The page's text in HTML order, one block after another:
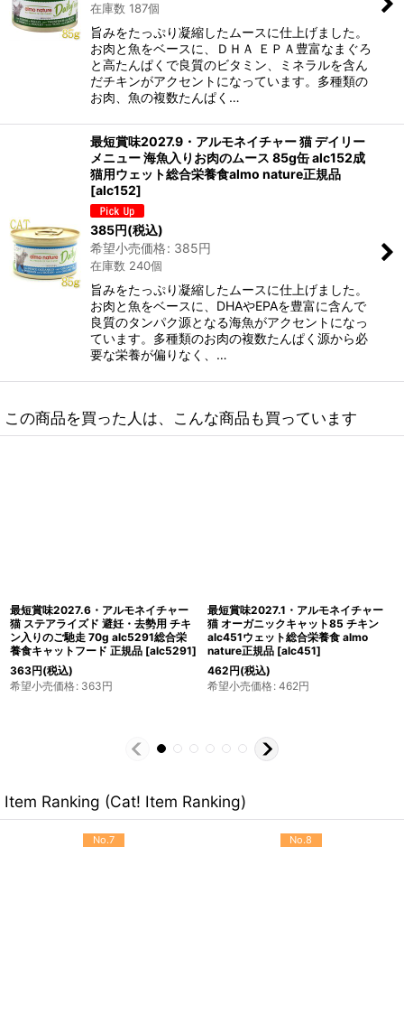
在庫数 187個
旨みをたっぷり凝縮したムースに仕上げました。
お肉と魚をベースに、ＤＨＡ ＥＰＡ豊富なまぐろ
と高たんぱくで良質のビタミン、ミネラルを含ん
だチキンがアクセントになっています。多種類の
お肉、魚の複数たんぱく…
最短賞味2027.9・アルモネイチャー 猫 デイリー
メニュー 海魚入りお肉のムース 85g缶 alc152成
猫用ウェット総合栄養食almo nature正規品
[alc152]
385円(税込)
希望小売価格: 385円
在庫数 240個
旨みをたっぷり凝縮したムースに仕上げました。
お肉と魚をベースに、DHAやEPAを豊富に含んで
良質のタンパク源となる海魚がアクセントになっ
ています。多種類のお肉の複数たんぱく源から必
要な栄養が偏りなく、…
この商品を買った人は、こんな商品も買っています
最短賞味2027.12・アルモネイチャー
猫 デイリーメニュー サーモン入りお
肉のムース 85g缶 alc158成猫用ウェ
ット総合栄養食キャットフード正規品
[alc158]
最短賞味2027.11・アルモネイチャー
猫 センシティブ フィッシュ入りお肉
のご馳走 70g alc5294パウチ総合栄
養食キャットフードalmo nature正規
品 [alc5294
Item Ranking (Cat! Item Ranking)
No.7 No.8